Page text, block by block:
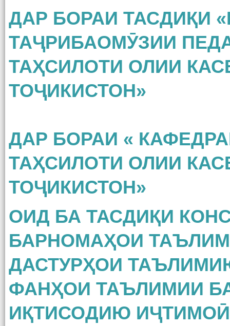
ДАР БОРАИ ТАСДИҚИ
ТАҶРИБАОМӮЗИИ
ТАҲСИЛОТИ ОЛИИ
ТОҶИКИСТОН»
ДАР БОРАИ «
ТАҲСИЛОТИ ОЛИИ
ТОҶИКИСТОН»
ОИД БА ТАСДИҚИ
БАРНОМАҲОИ
ДАСТУРҲОИ
ФАНҲОИ ТАЪЛИМИИ
ИҚТИСОДИЮ